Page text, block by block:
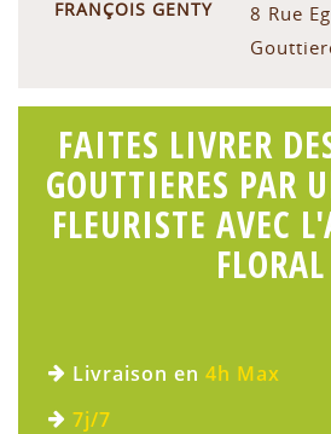
FRANÇOIS GENTY
8 Rue
FAITES LIVRER
GOUTTIERES PAR
FLEURISTE AVEC
FLORAL
Livraison en 4h Max
7j/7